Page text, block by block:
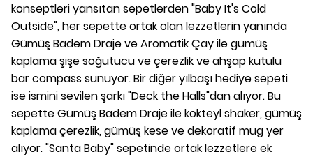
konseptleri yansıtan sepetlerden "Baby It's Cold
Outside", her sepette ortak olan lezzetlerin yanında
Gümüş Badem Draje ve Aromatik Çay ile gümüş
kaplama şişe soğutucu ve çerezlik ve ahşap kutulu
bar compass sunuyor. Bir diğer yılbaşı hediye sepeti
ise ismini sevilen şarkı "Deck the Halls"dan alıyor. Bu
sepette Gümüş Badem Draje ile kokteyl shaker, gümüş
kaplama çerezlik, gümüş kese ve dekoratif mug yer
alıyor. "Santa Baby" sepetinde ortak lezzetlere ek